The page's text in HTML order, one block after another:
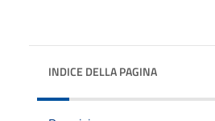
INDICE DELLA PAGINA